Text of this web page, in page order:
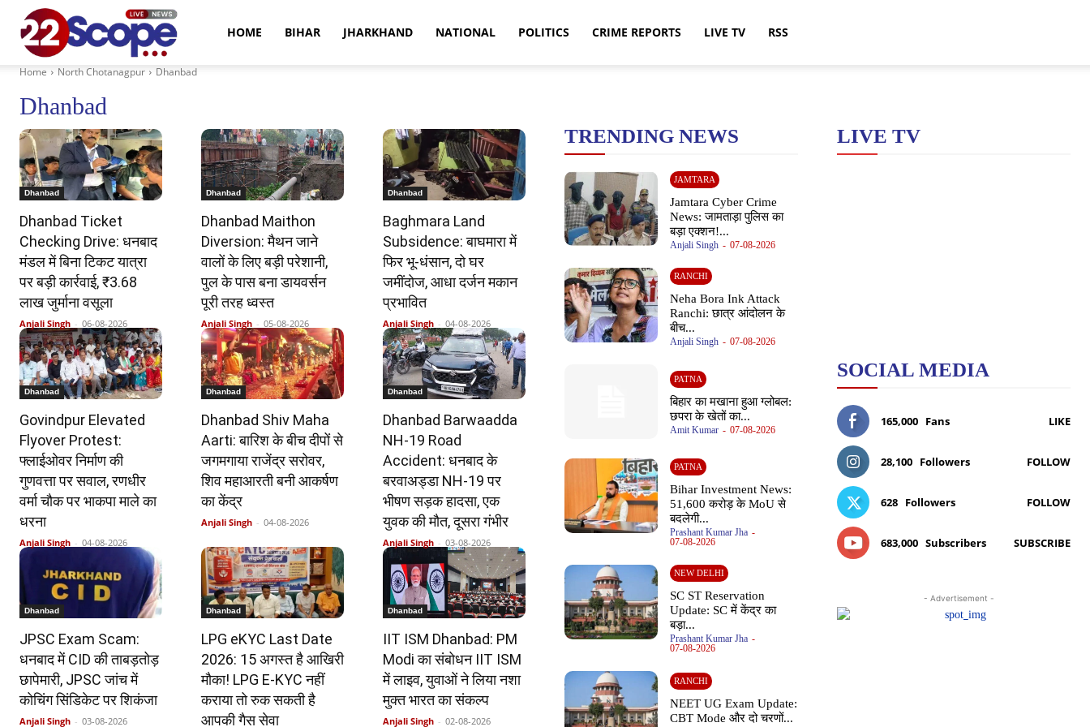
HOME BIHAR JHARKHAND NATIONAL POLITICS CRIME REPORTS LIVE TV RSS
Home North Chotanagpur Dhanbad
Dhanbad
Dhanbad
Dhanbad Ticket
Checking Drive: धनबाद
मंडल में बिना टिकट यात्रा
पर बड़ी कार्रवाई, ₹3.68
लाख जुर्माना वसूला
Anjali Singh - 06-08-2026
Dhanbad
Dhanbad Maithon
Diversion: मैथन जाने
वालों के लिए बड़ी परेशानी,
पुल के पास बना डायवर्सन
पूरी तरह ध्वस्त
Anjali Singh - 05-08-2026
Dhanbad
Baghmara Land
Subsidence: बाघमारा में
फिर भू-धंसान, दो घर
जमींदोज, आधा दर्जन मकान
प्रभावित
Anjali Singh - 04-08-2026
Dhanbad
Govindpur Elevated
Flyover Protest:
फ्लाईओवर निर्माण की
गुणवत्ता पर सवाल, रणधीर
वर्मा चौक पर भाकपा माले का
धरना
Anjali Singh - 04-08-2026
Dhanbad
Dhanbad Shiv Maha
Aarti: बारिश के बीच दीपों से
जगमगाया राजेंद्र सरोवर,
शिव महाआरती बनी आकर्षण
का केंद्र
Anjali Singh - 04-08-2026
Dhanbad
Dhanbad Barwaadda
NH-19 Road
Accident: धनबाद के
बरवाअड्डा NH-19 पर
भीषण सड़क हादसा, एक
युवक की मौत, दूसरा गंभीर
Anjali Singh - 03-08-2026
Dhanbad
JPSC Exam Scam:
धनबाद में CID की ताबड़तोड़
छापेमारी, JPSC जांच में
कोचिंग सिंडिकेट पर शिकंजा
Anjali Singh - 03-08-2026
Dhanbad
LPG eKYC Last Date
2026: 15 अगस्त है आखिरी
मौका! LPG E-KYC नहीं
कराया तो रुक सकती है
आपकी गैस सेवा
Dhanbad
IIT ISM Dhanbad: PM
Modi का संबोधन IIT ISM
में लाइव, युवाओं ने लिया नशा
मुक्त भारत का संकल्प
Anjali Singh - 02-08-2026
TRENDING NEWS
JAMTARA
Jamtara Cyber Crime
News: जामताड़ा पुलिस का
बड़ा एक्शन!...
Anjali Singh - 07-08-2026
RANCHI
Neha Bora Ink Attack
Ranchi: छात्र आंदोलन के
बीच...
Anjali Singh - 07-08-2026
PATNA
बिहार का मखाना हुआ ग्लोबल:
छपरा के खेतों का...
Amit Kumar - 07-08-2026
PATNA
Bihar Investment News:
51,600 करोड़ के MoU से
बदलेगी...
Prashant Kumar Jha -
07-08-2026
NEW DELHI
SC ST Reservation
Update: SC में केंद्र का
बड़ा...
Prashant Kumar Jha -
07-08-2026
RANCHI
NEET UG Exam Update:
CBT Mode और दो चरणों...
LIVE TV
SOCIAL MEDIA
165,000 Fans LIKE
28,100 Followers FOLLOW
628 Followers FOLLOW
683,000 Subscribers SUBSCRIBE
- Advertisement -